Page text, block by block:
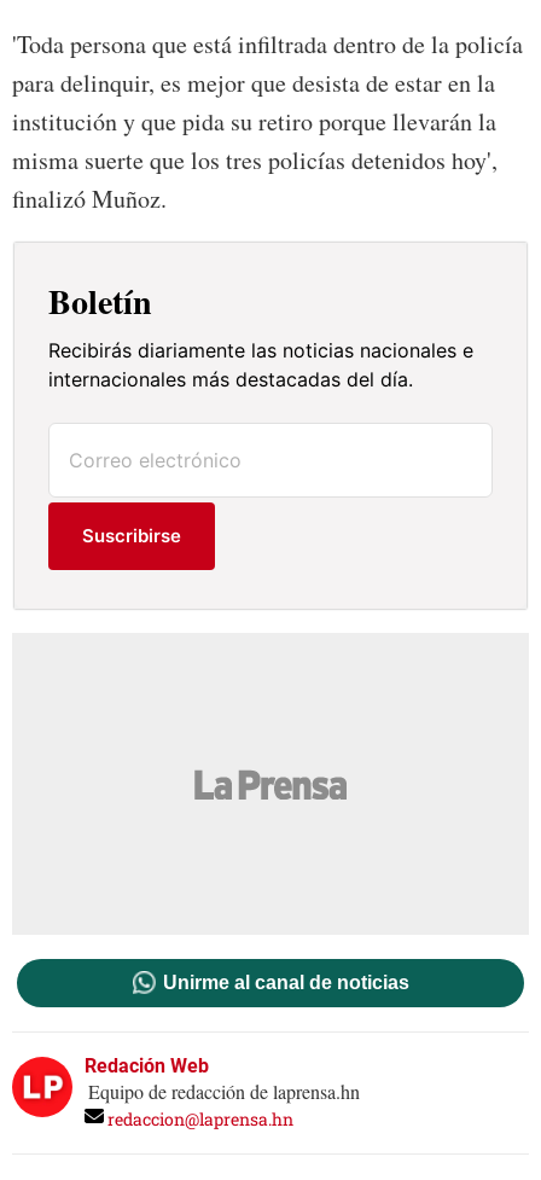
'Toda persona que está infiltrada dentro de la policía
para delinquir, es mejor que desista de estar en la
institución y que pida su retiro porque llevarán la
misma suerte que los tres policías detenidos hoy',
finalizó Muñoz.
Boletín
Recibirás diariamente las noticias nacionales e
internacionales más destacadas del día.
Suscribirse
Unirme al canal de noticias
Redación Web
Equipo de redacción de laprensa.hn
redaccion@laprensa.hn